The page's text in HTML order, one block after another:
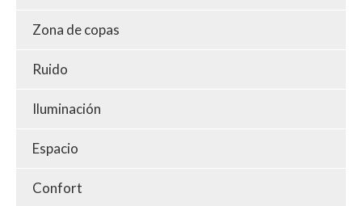
Zona de copas
Ruido
Iluminación
Espacio
Confort